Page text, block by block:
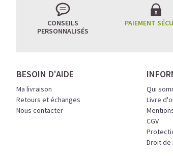
CONSEILS
PERSONNALISÉS
PAIEMENT
BESOIN D'AIDE
Ma livraison
Retours et échanges
Nous contacter
Qui
Livre
CGV
Droit